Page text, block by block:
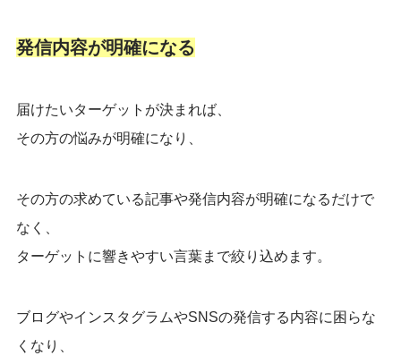
発信内容が明確になる
届けたいターゲットが決まれば、
その方の悩みが明確になり、
その方の求めている記事や発信内容が明確になるだけで
なく、
ターゲットに響きやすい言葉まで絞り込めます。
ブログやインスタグラムやSNSの発信する内容に困らな
くなり、